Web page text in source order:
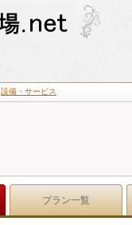
設備・サービス
プラン一覧